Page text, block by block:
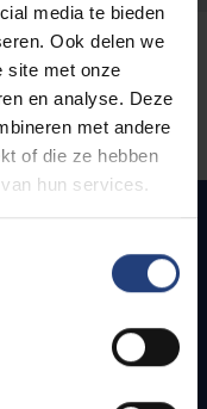
media te bieden
Ook delen we
site met onze
en analyse. Deze
met andere
of die ze hebben
hun services.